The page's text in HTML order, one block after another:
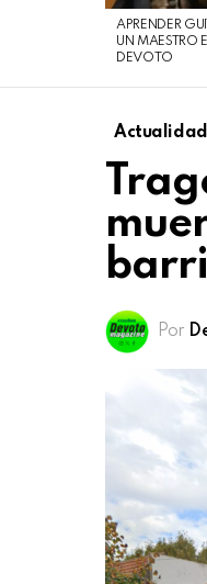
APRENDER
UN MAESTRO
DEVOTO
Actualidad
Por